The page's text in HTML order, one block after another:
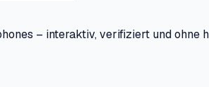
– interaktiv, verifiziert und ohne